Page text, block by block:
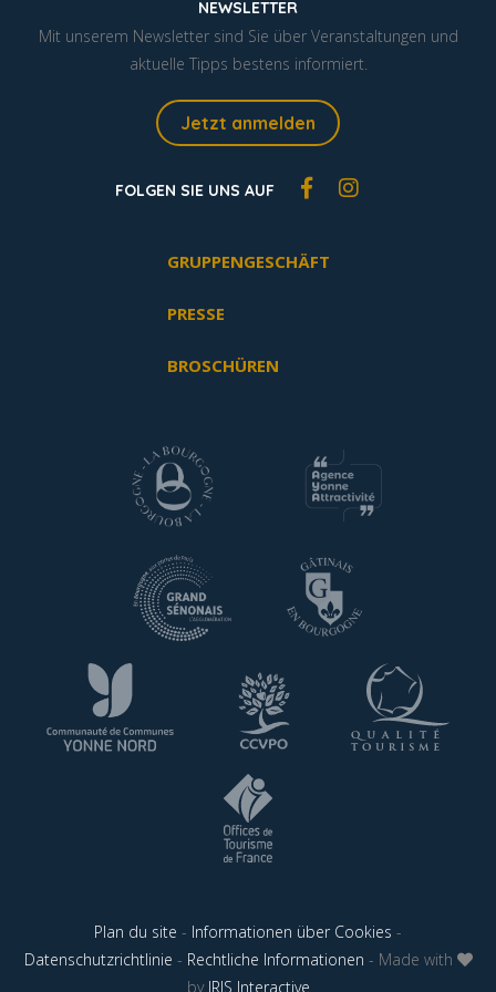
NEWSLETTER
Mit unserem Newsletter sind Sie über Veranstaltungen und
aktuelle Tipps bestens informiert.
Jetzt anmelden
FOLGEN SIE UNS AUF
GRUPPENGESCHÄFT
PRESSE
BROSCHÜREN
Plan du site - Informationen über Cookies -
Datenschutzrichtlinie - Rechtliche Informationen - Made with
by IRIS Interactive